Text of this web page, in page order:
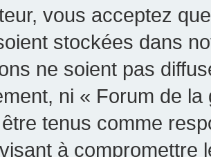
vous acceptez
stockées dans
ne soient pas
ni « Forum de
tenus comme
à compromettre